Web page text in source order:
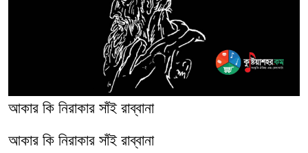
আকার কি নিরাকার সাঁই রাব্বানা
আকার কি নিরাকার সাঁই রাব্বানা